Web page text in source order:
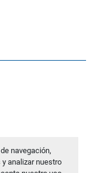
navegación,
analizar nuestro